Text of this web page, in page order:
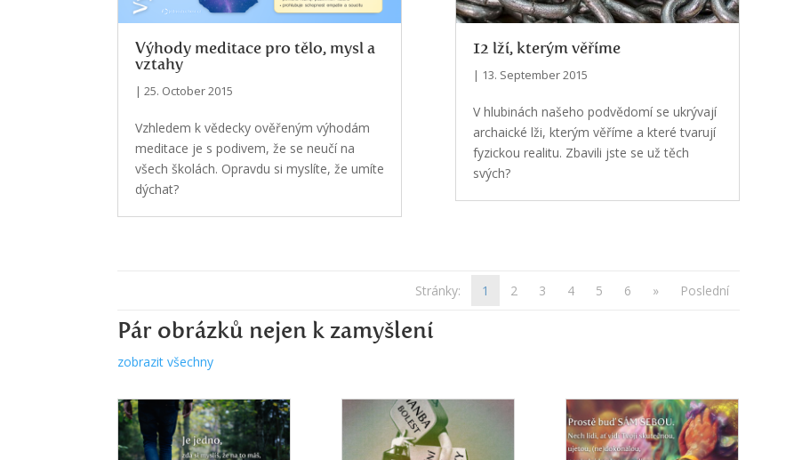
Výhody meditace pro tělo, mysl a
vztahy
| 25. October 2015
Vzhledem k vědecky ověřeným výhodám
meditace je s podivem, že se neučí na
všech školách. Opravdu si myslíte, že umíte
dýchat?
12 lží, kterým věříme
| 13. September 2015
V hlubinách našeho podvědomí se ukrývají
archaické lži, kterým věříme a které tvarují
fyzickou realitu. Zbavili jste se už těch
svých?
Stránky: 1 2 3 4 5 6 » Poslední
Pár obrázků nejen k zamyšlení
zobrazit všechny